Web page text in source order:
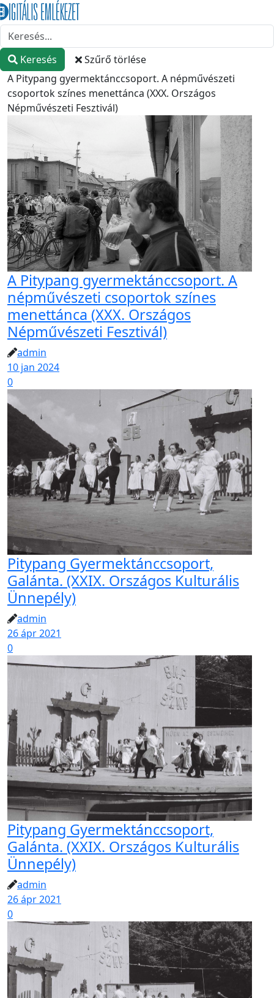
Keresés
Szűrő törlése
A Pitypang gyermektánccsoport. A népművészeti
csoportok színes menettánca (XXX. Országos
Népművészeti Fesztivál)
A Pitypang gyermektánccsoport. A
népművészeti csoportok színes
menettánca (XXX. Országos
Népművészeti Fesztivál)
admin
10 jan 2024
0
Pitypang Gyermektánccsoport,
Galánta. (XXIX. Országos Kulturális
Ünnepély)
admin
26 ápr 2021
0
Pitypang Gyermektánccsoport,
Galánta. (XXIX. Országos Kulturális
Ünnepély)
admin
26 ápr 2021
0